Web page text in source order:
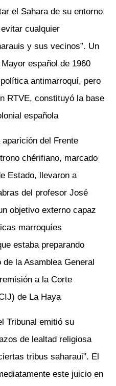
el Sahara de su entorno
cualquier
y sus vecinos”. Un
español de 1960
antimarroquí, pero
RTVE, constituyó la base
española.
del Frente
chérifiano, marcado
Estado, llevaron a
del profesor José
objetivo externo capaz
marroquíes”.
estaba preparando
la Asamblea General
a la Corte
de La Haya.
Tribunal emitió su
de lealtad religiosa
tribus saharaui”. El
este juicio en